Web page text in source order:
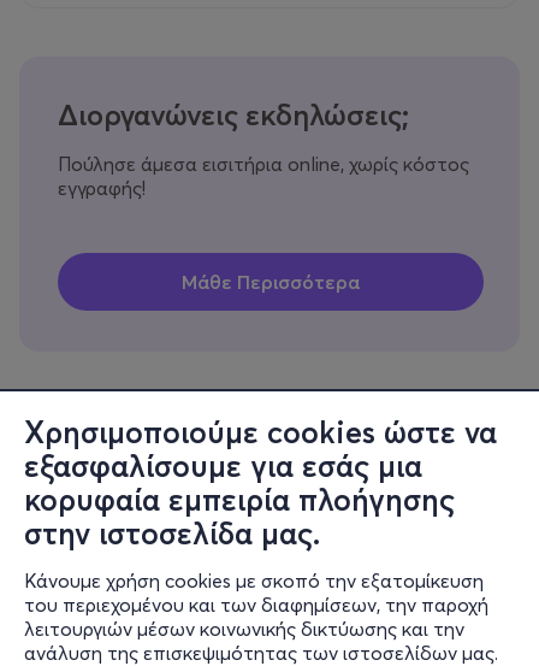
Χρησιμοποιούμε cookies ώστε να
εξασφαλίσουμε για εσάς μια
κορυφαία εμπειρία πλοήγησης
στην ιστοσελίδα μας.
Κάνουμε χρήση cookies με σκοπό την εξατομίκευση
του περιεχομένου και των διαφημίσεων, την παροχή
λειτουργιών μέσων κοινωνικής δικτύωσης και την
ανάλυση της επισκεψιμότητας των ιστοσελίδων μας.
Διοργανώνεις εκδηλώσεις;
Πούλησε άμεσα εισιτήρια online, χωρίς κόστος
εγγραφής!
Πληροφορίες
Υποστήριξη
Stay Connected